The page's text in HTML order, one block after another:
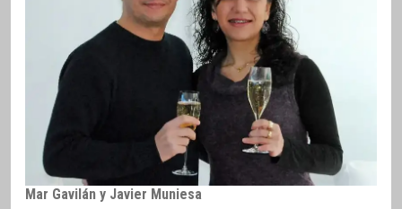
Mar Gavilán y Javier Muniesa